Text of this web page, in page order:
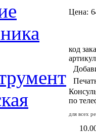
Цена:
код
по
для всех